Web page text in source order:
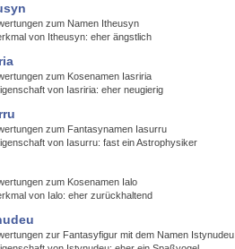
zum Namen Itheusyn
von Itheusyn: eher ängstlich
zum Kosenamen Iasriria
von Iasriria: eher neugierig
zum Fantasynamen Iasurru
von Iasurru: fast ein Astrophysiker
zum Kosenamen Ialo
von Ialo: eher zurückhaltend
zur Fantasyfigur mit dem Namen Istynudeu